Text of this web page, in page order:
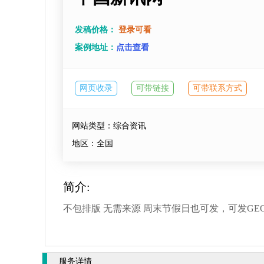
发稿价格： 登录可看
案例地址： 点击查看
网页收录 可带链接 可带联系方式
网站类型：综合资讯
地区：全国
简介:
不包排版 无需来源 周末节假日也可发，可发
服务详情